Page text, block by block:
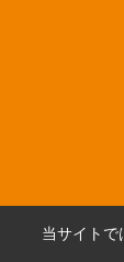
当サイトで